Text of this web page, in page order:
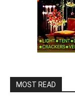
MOST READ